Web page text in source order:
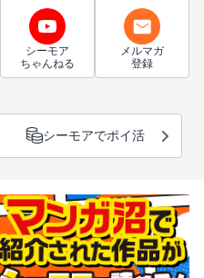
シーモア
ちゃんねる
メルマガ
登録
シーモアでポイ活